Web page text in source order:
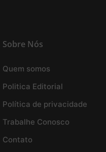
Sobre Nós
Quem somos
Politica Editorial
Política de privacidade
Trabalhe Conosco
Contato